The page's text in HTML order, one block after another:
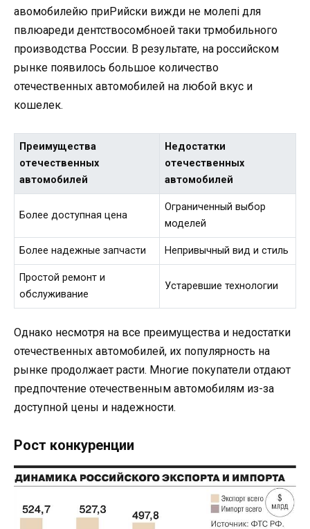
авомобилейю приРийски вижди не молепі для
пвлюареди дентствосомбноей таки трмобильного
производства России. В результате, на российском
рынке появилось большое количество
отечественных автомобилей на любой вкус и
кошелек.
Преимущества
отечественных
автомобилей
Недостатки
отечественных
автомобилей
Более доступная цена
Ограниченный выбор
моделей
Более надежные запчасти Непривычный вид и стиль
Простой ремонт и
обслуживание
Устаревшие технологии
Однако несмотря на все преимущества и недостатки
отечественных автомобилей, их популярность на
рынке продолжает расти. Многие покупатели отдают
предпочтение отечественным автомобилям из-за
доступной цены и надежности.
Рост конкуренции